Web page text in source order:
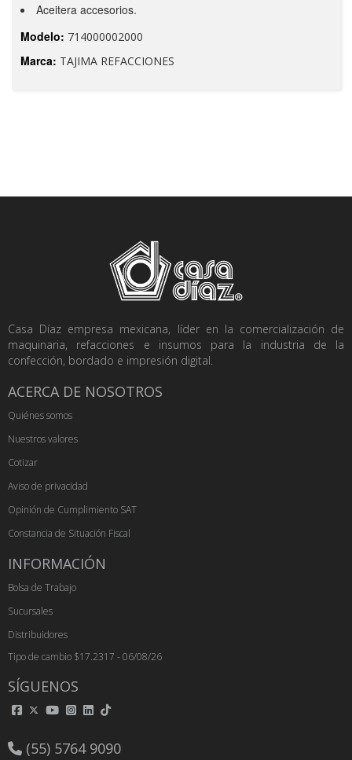
Aceitera accesorios.
Modelo: 714000002000
Marca: TAJIMA REFACCIONES
Casa Díaz empresa mexicana, líder en la comercialización de
maquinaria, refacciones e insumos para la industria de la
confección, bordado e impresión digital.
ACERCA DE NOSOTROS
Quiénes somos
Nuestros valores
Cotizar
Aviso de privacidad
Opinión de Cumplimiento SAT
Constancia de Situación Fiscal
INFORMACIÓN
Bolsa de Trabajo
Sucursales
Distribuidores
Tipo de cambio $17.2317 - 06/08/26
SÍGUENOS
(55) 5764 9090